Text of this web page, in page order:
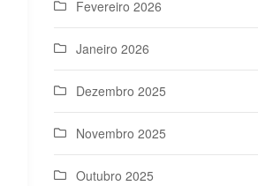
Fevereiro 2026
Janeiro 2026
Dezembro 2025
Novembro 2025
Outubro 2025